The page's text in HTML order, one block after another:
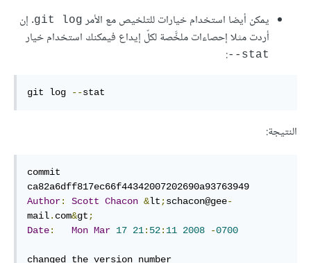
يمكن أيضا استخدام خيارات للتلخيص مع الأمر git log. إن
أردت مثلا إحصاءات ملخَّصة لكلّ إيداع فيمكنك استخدام خيار
stat--
:
git log --stat
النتيجة:
commit
Author: Scott Chacon &lt ;schacon@gee-
mail. com&gt ;
Date: Mon Mar 17 21: 52: 11 2008 -0700
changed the version number